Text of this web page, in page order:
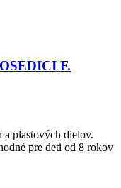
F.
plastových dielov.
pre deti od 8 rokov